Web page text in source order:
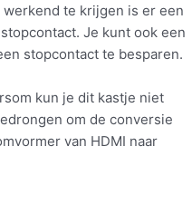
te krijgen is er een
Je kunt ook een
stopcontact te besparen.
kun je dit kastje niet
om de conversie
van HDMI naar